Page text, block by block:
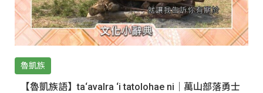
魯凱族
【魯凱族語】ta‘avalra ‘i tatolohae ni｜萬山部落勇士